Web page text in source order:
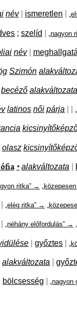
név ismeretlen
; szelíd „nagyon
név
Szimón
becéző alakváltozata
latinos női párja
olasz
‣ alakváltozata
ritka” →
„elég ritka” →
„néhány előfordulás” →
győztes
alakváltozata
bölcsesség